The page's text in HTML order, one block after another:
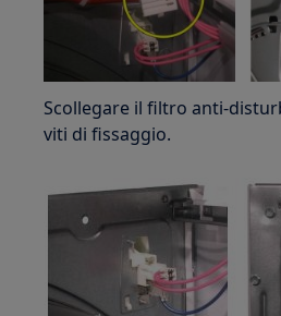
Scollegare il filtro anti-
viti di fissaggio.